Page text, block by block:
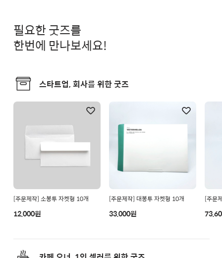
필요한 굿즈를
한번에 만나보세요!
스타트업, 회사를 위한 굿즈
[주문제작] 소봉투 자켓형 10개
12,000원
[주문제작] 대봉투 자켓형 10개
33,000원
[주문